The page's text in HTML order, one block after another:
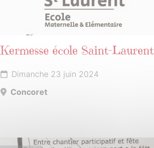
Kermesse école Saint-Laurent
Dimanche 23 juin 2024
Concoret